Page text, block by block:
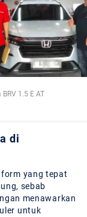
BRV 1.5 E AT
di
yang tepat
sebab
menawarkan
untuk